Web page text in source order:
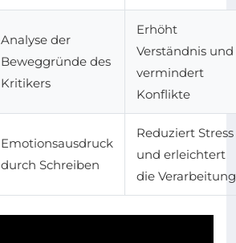
Analyse der
Beweggründe des
Kritikers
Erhöht
Verständnis und
vermindert
Konflikte
Emotionsausdruck
durch Schreiben
Reduziert Stress
und erleichtert
die Verarbeitung